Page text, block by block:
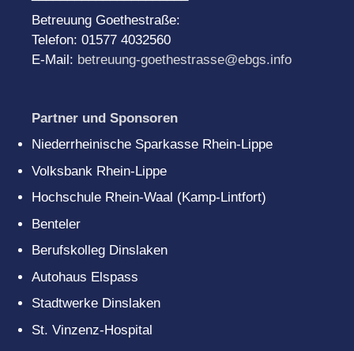
Betreuung Goethestraße:
Telefon: 01577 4032560
E-Mail: betreuung-goethestrasse@ebgs.info
Partner und Sponsoren
Niederrheinische Sparkasse Rhein-Lippe
Volksbank Rhein-Lippe
Hochschule Rhein-Waal (Kamp-Lintfort)
Benteler
Berufskolleg Dinslaken
Autohaus Elspass
Stadtwerke Dinslaken
St. Vinzenz-Hospital